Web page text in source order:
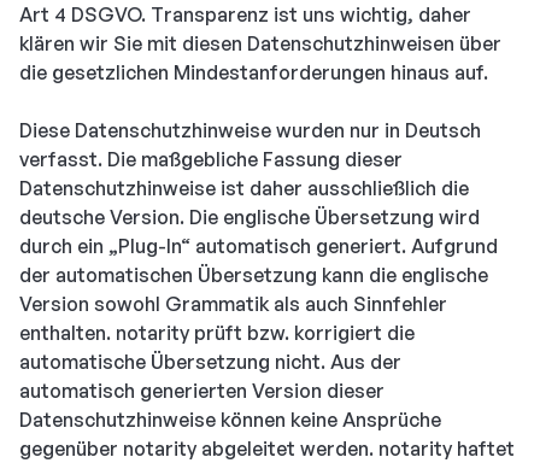
Art 4 DSGVO. Transparenz ist uns wichtig, daher
klären wir Sie mit diesen Datenschutzhinweisen über
die gesetzlichen Mindestanforderungen hinaus auf.
Diese Datenschutzhinweise wurden nur in Deutsch
verfasst. Die maßgebliche Fassung dieser
Datenschutzhinweise ist daher ausschließlich die
deutsche Version. Die englische Übersetzung wird
durch ein „Plug-In“ automatisch generiert. Aufgrund
der automatischen Übersetzung kann die englische
Version sowohl Grammatik als auch Sinnfehler
enthalten. notarity prüft bzw. korrigiert die
automatische Übersetzung nicht. Aus der
automatisch generierten Version dieser
Datenschutzhinweise können keine Ansprüche
gegenüber notarity abgeleitet werden. notarity haftet